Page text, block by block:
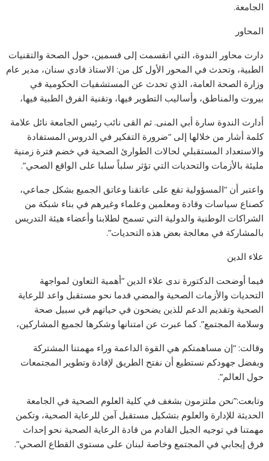
الجامعة.
المحاور
دارت محاور الندوة، التي انقسمت إلى قسمين، حول الصحة والتقنيات
الطبية، وتحدث في المحور الأول كل من: الاستاذ فادي سنان، مدير عام
وزارة الصحة العامة، الذي تحدث عن المستشفيات الحكومية في
بيروت والمناطق، وأساليب التطوير فيها، وتقنية الفرق الطبية فيها،
أدارت الندوة سارة أبي المنى. ثم القى نائب رئيس الجامعة نائل علامة
كلمة أشار من خلالها إلى “ضرورة التفكير في الدروس المستفادة
والاستعداد المستقبلي لحالات الطوارئ الصحية في خضم فترة زمنية
مليئة بالأزمات والتحديات التي تؤثر سلباً سلبا على الواقع الصحي”.
واعتبر أن “المسؤولية تقع على عاتقنا وعاتق الجميع بشكل جماعي،
كصناع سياسات وقادة ومعلمين وعلماء وغيرهم في بناء شبكة من
الشراكات الوطنية والدولية التي تسمح لطلابنا وأعضاء هيئة التدريس
بالمشاركة في معالجة بعض هذه التحديات”.
علاء الدين
فيما أوضحت الدكتورة ندى علاء الدين “أهمية التعاون لمواجهة
التحديات والأزمات الصحية والمضي قدما نحو مستقبل واعد للرعاية
الصحية وتقديم الدعم للذين يضحون في حياتهم في سبيل صحة
وسلامة المجتمع”. كما عبرت عن امتنانها وشكرها لجميع المشاركين،
وقالت: “إن مساهمتكم هي القوة الداعمة وراء مهمتنا المشتركة
وبفضل جهودكم نستطيع أن نفتح الطريق لإفادة وتطوير المجتمعات
حول العالم”.
وتابعت:”نحن ملتزمون بشغف في كلية العلوم الصحية في الجامعة
الحديثة للإدارة والعلوم بتشكيل مستقبل آمن للرعاية الصحية، وتكمن
مهمتنا في توجيه الجيل القادم من قادة الرعاية الصحية نحو إحداث
فرق إيجابي في المجتمع وخاصة لبنان على مستوى القطاع الصحي”.